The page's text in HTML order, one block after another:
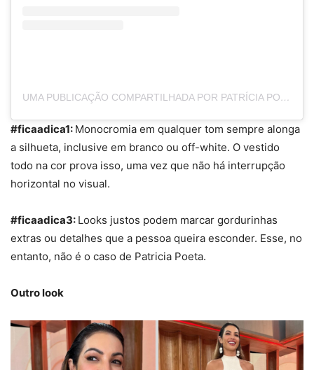
UMA PUBLICAÇÃO COMPARTILHADA POR PATRÍCIA POETA (@PATRICIAPOETA)
#ficaadica1: Monocromia em qualquer tom sempre alonga
a silhueta, inclusive em branco ou off-white. O vestido
todo na cor prova isso, uma vez que não há interrupção
horizontal no visual.
#ficaadica3: Looks justos podem marcar gordurinhas
extras ou detalhes que a pessoa queira esconder. Esse, no
entanto, não é o caso de Patricia Poeta.
Outro look